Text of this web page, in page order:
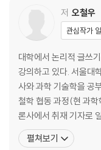
언론보도와 시나리오 경쟁
부족한 증거, 경쟁하는 시
증거 줄다리기와 어뢰 시
전문가 정보원의 인용
‘과학적 조사’, ‘군사적 판
국방부와 합조단의 조사
국방부가 직면한 난관들,
다국적 민군 합동조사단
조사결과 보고서의 구조,
정치의 장: 국회, 한반도, 유
저 오철우
관심작가
대학에서 논리적 글쓰
강의하고 있다. 서울대
사와 과학 기술학을 공
철학 협동 과정(현 과
론사에서 취재 기자로
겨레신문사에서 주로
안 한겨레 과학 웹진 ‘
펼쳐보기